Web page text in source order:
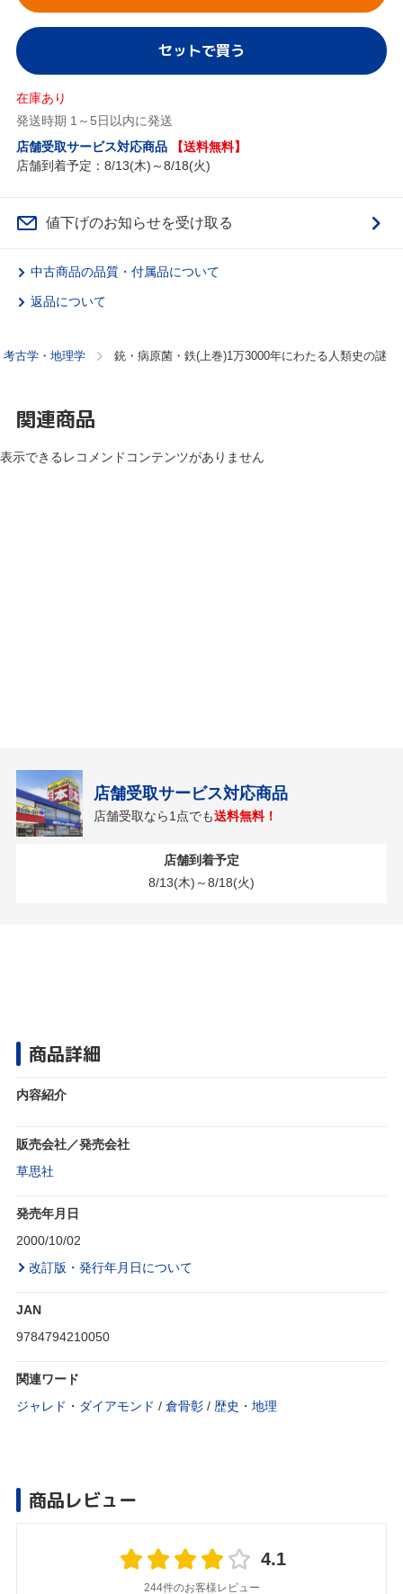
セットで買う
在庫あり
発送時期 1～5日以内に発送
店舗受取サービス対応商品
【送料無料】
店舗到着予定：8/13(木)～8/18(火)
値下げのお知らせを受け取る
中古商品の品質・付属品について
返品について
考古学・地理学 銃・病原菌・鉄(上巻)1万3000年にわたる人類史の謎
関連商品
表示できるレコメンドコンテンツがありません
店舗受取サービス対応商品
店舗受取なら1点でも送料無料！
店舗到着予定
8/13(木)～8/18(火)
商品詳細
内容紹介
販売会社／発売会社
草思社
発売年月日
2000/10/02
改訂版・発行年月日について
JAN
9784794210050
関連ワード
ジャレド・ダイアモンド / 倉骨彰 / 歴史・地理
商品レビュー
4.1
244件のお客様レビュー